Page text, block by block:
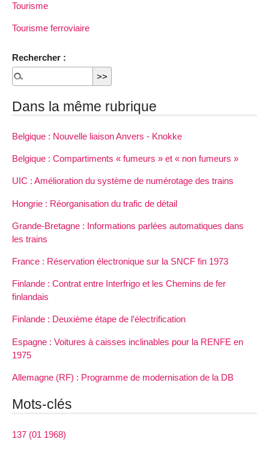
Tourisme
Tourisme ferroviaire
Rechercher :
Dans la même rubrique
Belgique : Nouvelle liaison Anvers - Knokke
Belgique : Compartiments « fumeurs » et « non fumeurs »
UIC : Amélioration du système de numérotage des trains
Hongrie : Réorganisation du trafic de détail
Grande-Bretagne : Informations parlées automatiques dans
les trains
France : Réservation électronique sur la SNCF fin 1973
Finlande : Contrat entre Interfrigo et les Chemins de fer
finlandais
Finlande : Deuxième étape de l’électrification
Espagne : Voitures à caisses inclinables pour la RENFE en
1975
Allemagne (RF) : Programme de modernisation de la DB
Mots-clés
137 (01 1968)